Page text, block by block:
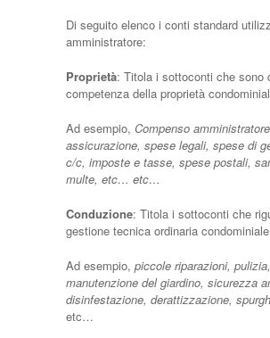
Di seguito elenco i conti standard
amministratore:
Proprietà: Titola i sottoconti che sono
competenza della proprietà
Ad esempio, Compenso
assicurazione, spese legali, spese di
c/c, imposte e tasse, spese postali,
multe, etc… etc…
Conduzione: Titola i sottoconti che
gestione tecnica ordinaria condominiale
Ad esempio, piccole riparazioni, pulizia,
manutenzione del giardino, sicurezza
disinfestazione, derattizzazione,
etc…